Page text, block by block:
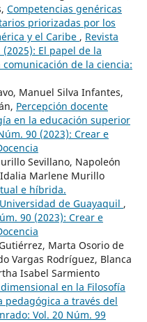
Competencias genéricas
priorizadas por los
y el Caribe , Revista
El papel de la
de la ciencia:
Manuel Silva Infantes,
Percepción docente
en la educación superior
90 (2023): Crear e
Sevillano, Napoleón
Marlene Murillo
e híbrida.
de Guayaquil ,
90 (2023): Crear e
Marta Osorio de
Vargas Rodríguez, Blanca
Isabel Sarmiento
en la Filosofía
pedagógica a través del
Vol. 20 Núm. 99